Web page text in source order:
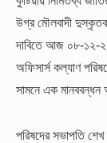
উগ্র মৌলবাদী
দাবিতে আজ ০৮-১২-
অফিসার্স কল্যাণ
সামনে এক মানববন্ধন
পরিষদের সভাপতি